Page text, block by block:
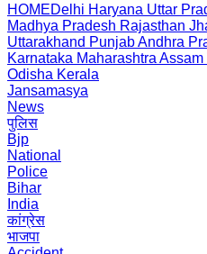
HOMEDelhi Haryana Uttar
Madhya Pradesh Rajasthan
Uttarakhand PunjabAndhra
Karnataka Maharashtra Assam
Odisha Kerala
Jansamasya
News
पुलिस
Bjp
National
Police
Bihar
India
कांग्रेस
भाजपा